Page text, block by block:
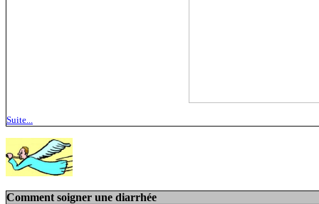
Suite...
Comment soigner une diarrhée